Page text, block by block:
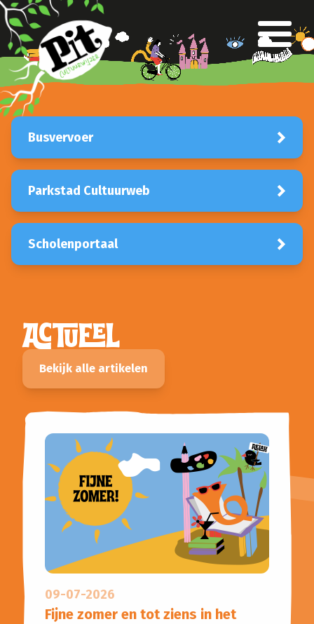
Klankbordgroep
Verantwoording
Gespecialiseerd Onderwijs
Busvervoer
Culturele partners
Reizen in de Tijd
Bijeenkomsten
Bibliotheken
Actueel
Agenda
Scholenportaal
Inspiratiewijzer
Busvervoer
Parkstad Cultuurweb
Scholenportaal
ACTUEEL
Bekijk alle artikelen
09-07-2026
Fijne zomer en tot ziens in het